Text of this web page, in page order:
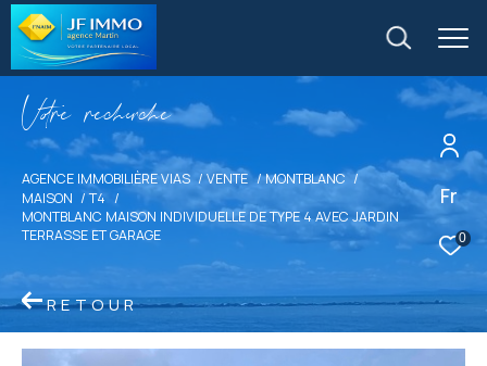
Fr
0
Vore recece
AGENCE IMMOBILIÈRE VIAS VENTE
MONTBLANC
MAISON
T4
MONTBLANC MAISON INDIVIDUELLE DE TYPE 4 AVEC JARDIN
TERRASSE ET GARAGE
RETOUR